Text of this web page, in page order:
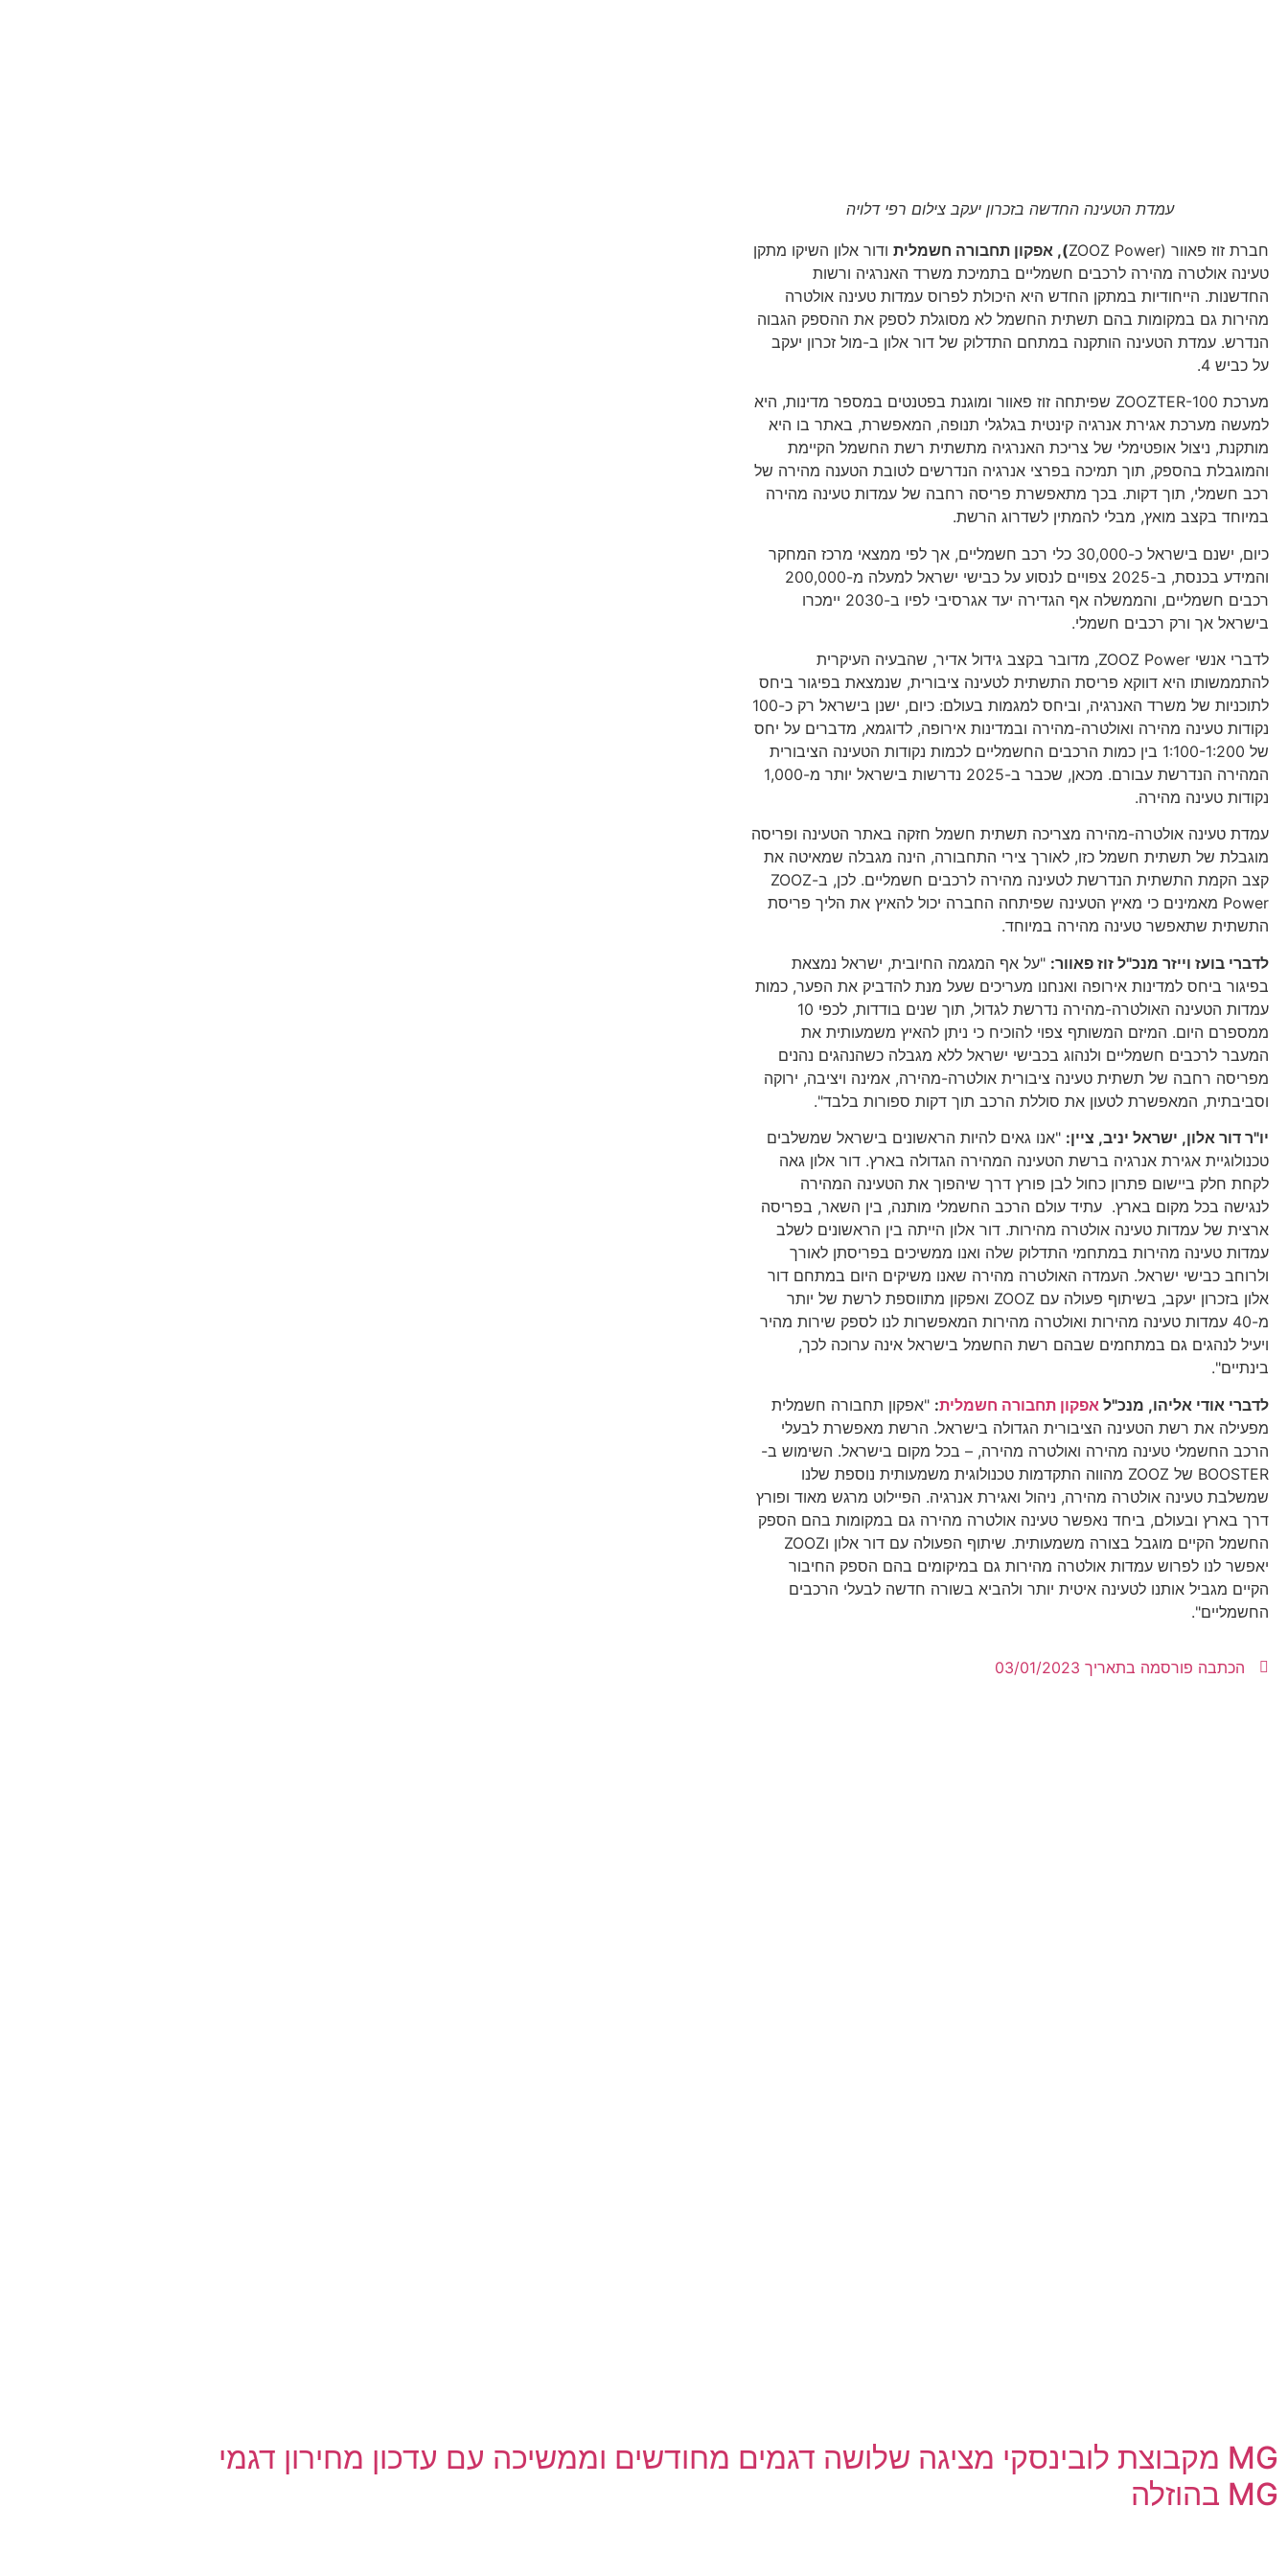
עמדת הטעינה החדשה בזכרון יעקב צילום רפי דלויה
חברת זוז פאוור (ZOOZ Power ), אפקון תחבורה חשמלית ודור אלון השיקו מתקן
טעינה אולטרה מהירה לרכבים חשמליים בתמיכת משרד האנרגיה ורשות
החדשנות. הייחודיות במתקן החדש היא היכולת לפרוס עמדות טעינה אולטרה
מהירות גם במקומות בהם תשתית החשמל לא מסוגלת לספק את ההספק הגבוה
הנדרש. עמדת הטעינה הותקנה במתחם התדלוק של דור אלון ב-מול זכרון יעקב
על כביש 4.
מערכת ZOOZTER-100 שפיתחה זוז פאוור ומוגנת בפטנטים במספר מדינות, היא
למעשה מערכת אגירת אנרגיה קינטית בגלגלי תנופה, המאפשרת, באתר בו היא
מותקנת, ניצול אופטימלי של צריכת האנרגיה מתשתית רשת החשמל הקיימת
והמוגבלת בהספק, תוך תמיכה בפרצי אנרגיה הנדרשים לטובת הטענה מהירה של
רכב חשמלי, תוך דקות. בכך מתאפשרת פריסה רחבה של עמדות טעינה מהירה
במיוחד בקצב מואץ, מבלי להמתין לשדרוג הרשת.
כיום, ישנם בישראל כ-30,000 כלי רכב חשמליים, אך לפי ממצאי מרכז המחקר
והמידע בכנסת, ב-2025 צפויים לנסוע על כבישי ישראל למעלה מ-200,000
רכבים חשמליים, והממשלה אף הגדירה יעד אגרסיבי לפיו ב-2030 יימכרו
בישראל אך ורק רכבים חשמלי.
לדברי אנשי ZOOZ Power, מדובר בקצב גידול אדיר, שהבעיה העיקרית
להתממשותו היא דווקא פריסת התשתית לטעינה ציבורית, שנמצאת בפיגור ביחס
לתוכניות של משרד האנרגיה, וביחס למגמות בעולם: כיום, ישנן בישראל רק כ-100
נקודות טעינה מהירה ואולטרה-מהירה ובמדינות אירופה, לדוגמא, מדברים על יחס
של 1:100-1:200 בין כמות הרכבים החשמליים לכמות נקודות הטעינה הציבורית
המהירה הנדרשת עבורם. מכאן, שכבר ב-2025 נדרשות בישראל יותר מ-1,000
נקודות טעינה מהירה.
עמדת טעינה אולטרה-מהירה מצריכה תשתית חשמל חזקה באתר הטעינה ופריסה
מוגבלת של תשתית חשמל כזו, לאורך צירי התחבורה, הינה מגבלה שמאיטה את
קצב הקמת התשתית הנדרשת לטעינה מהירה לרכבים חשמליים. לכן, ב-ZOOZ
Power מאמינים כי מאיץ הטעינה שפיתחה החברה יכול להאיץ את הליך פריסת
התשתית שתאפשר טעינה מהירה במיוחד.
לדברי בועז וייזר מנכ"ל זוז פאוור: "על אף המגמה החיובית, ישראל נמצאת
בפיגור ביחס למדינות אירופה ואנחנו מעריכים שעל מנת להדביק את הפער, כמות
עמדות הטעינה האולטרה-מהירה נדרשת לגדול, תוך שנים בודדות, לכפי 10
ממספרם היום. המיזם המשותף צפוי להוכיח כי ניתן להאיץ משמעותית את
המעבר לרכבים חשמליים ולנהוג בכבישי ישראל ללא מגבלה כשהנהגים נהנים
מפריסה רחבה של תשתית טעינה ציבורית אולטרה-מהירה, אמינה ויציבה, ירוקה
וסביבתית, המאפשרת לטעון את סוללת הרכב תוך דקות ספורות בלבד".
יו"ר דור אלון, ישראל יניב, ציין: "אנו גאים להיות הראשונים בישראל שמשלבים
טכנולוגיית אגירת אנרגיה ברשת הטעינה המהירה הגדולה בארץ. דור אלון גאה
לקחת חלק ביישום פתרון כחול לבן פורץ דרך שיהפוך את הטעינה המהירה
לנגישה בכל מקום בארץ. עתיד עולם הרכב החשמלי מותנה, בין השאר, בפריסה
ארצית של עמדות טעינה אולטרה מהירות. דור אלון הייתה בין הראשונים לשלב
עמדות טעינה מהירות במתחמי התדלוק שלה ואנו ממשיכים בפריסתן לאורך
ולרוחב כבישי ישראל. העמדה האולטרה מהירה שאנו משיקים היום במתחם דור
אלון בזכרון יעקב, בשיתוף פעולה עם ZOOZ ואפקון מתווספת לרשת של יותר
מ-40 עמדות טעינה מהירות ואולטרה מהירות המאפשרות לנו לספק שירות מהיר
ויעיל לנהגים גם במתחמים שבהם רשת החשמל בישראל אינה ערוכה לכך,
בינתיים".
לדברי אודי אליהו, מנכ"ל אפקון תחבורה חשמלית: "אפקון תחבורה חשמלית
מפעילה את רשת הטעינה הציבורית הגדולה בישראל. הרשת מאפשרת לבעלי
הרכב החשמלי טעינה מהירה ואולטרה מהירה, – בכל מקום בישראל. השימוש ב-
BOOSTER של ZOOZ מהווה התקדמות טכנולוגית משמעותית נוספת שלנו
שמשלבת טעינה אולטרה מהירה, ניהול ואגירת אנרגיה. הפיילוט מרגש מאוד ופורץ
דרך בארץ ובעולם, ביחד נאפשר טעינה אולטרה מהירה גם במקומות בהם הספק
החשמל הקיים מוגבל בצורה משמעותית. שיתוף הפעולה עם דור אלון וZOOZ
יאפשר לנו לפרוש עמדות אולטרה מהירות גם במיקומים בהם הספק החיבור
הקיים מגביל אותנו לטעינה איטית יותר ולהביא בשורה חדשה לבעלי הרכבים
החשמליים".
הכתבה פורסמה בתאריך 03/01/2023
MG מקבוצת לובינסקי מציגה שלושה דגמים מחודשים וממשיכה עם עדכון מחירון דגמי
MG בהוזלה